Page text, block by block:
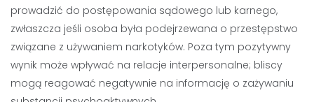
prowadzić do postępowania sądowego lub karnego,
zwłaszcza jeśli osoba była podejrzewana o przestępstwo
związane z używaniem narkotyków. Poza tym pozytywny
wynik może wpływać na relacje interpersonalne; bliscy
mogą reagować negatywnie na informację o zażywaniu